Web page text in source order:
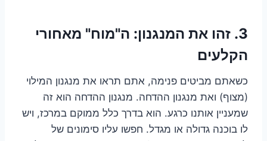
3. זהו את המנגנון: ה"מוח" מאחורי
הקלעים
כשאתם מביטים פנימה, אתם תראו את מנגנון המילוי
(מצוף) ואת מנגנון ההדחה. מנגנון ההדחה הוא זה
שמעניין אותנו כרגע. הוא בדרך כלל ממוקם במרכז, ויש
לו בוכנה גדולה או מגדל. חפשו עליו סימונים של